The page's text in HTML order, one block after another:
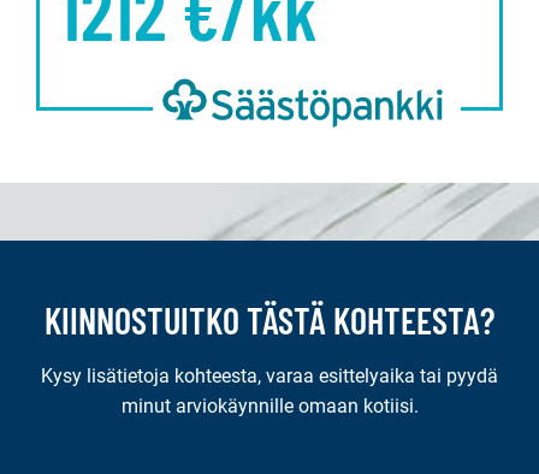
KIINNOSTUITKO TÄSTÄ KOHTEESTA?
Kysy lisätietoja kohteesta, varaa esittelyaika tai pyydä
minut arviokäynnille omaan kotiisi.